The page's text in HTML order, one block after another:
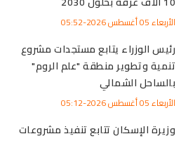
الأربعاء 05 أغسطس 2026-05:52
رئيس الوزراء يتابع مستجدات مشروع
تنمية وتطوير منطقة "علم الروم"
بالساحل الشمالي
الأربعاء 05 أغسطس 2026-05:12
وزيرة الإسكان تتابع تنفيذ مشروعات